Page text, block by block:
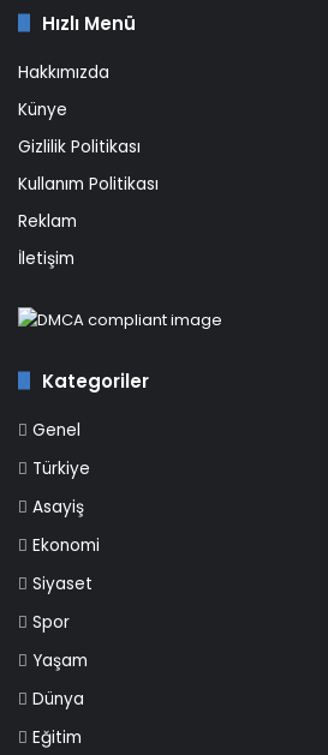
Hızlı Menü
Hakkımızda
Künye
Gizlilik Politikası
Kullanım Politikası
Reklam
İletişim
Kategoriler
Genel
Türkiye
Asayiş
Ekonomi
Siyaset
Spor
Yaşam
Dünya
Eğitim